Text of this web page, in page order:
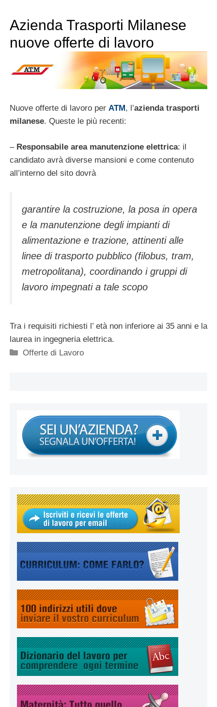
Azienda Trasporti Milanese
nuove offerte di lavoro
Nuove offerte di lavoro per ATM , l’azienda trasporti
milanese. Queste le più recenti:
– Responsabile area manutenzione elettrica: il
candidato avrà diverse mansioni e come contenuto
all’interno del sito dovrà
garantire la costruzione, la posa in opera
e la manutenzione degli impianti di
alimentazione e trazione, attinenti alle
linee di trasporto pubblico (filobus, tram,
metropolitana), coordinando i gruppi di
lavoro impegnati a tale scopo
Tra i requisiti richiesti l’ età non inferiore ai 35 anni e la
laurea in ingegneria elettrica.
Categorie
Offerte di Lavoro